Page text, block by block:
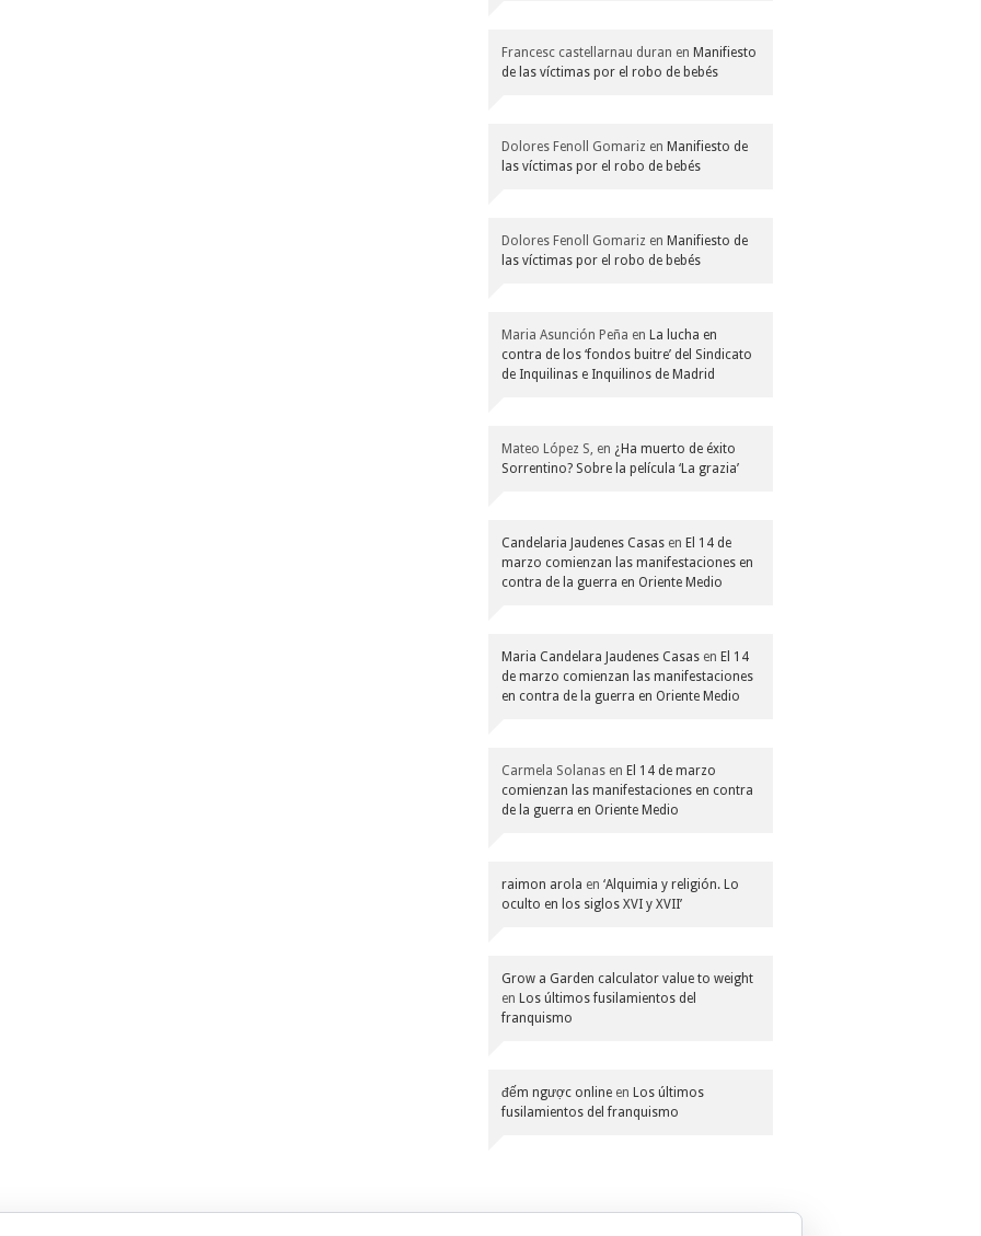
Francesc castellarnau duran en Manifiesto
de las víctimas por el robo de bebés
Dolores Fenoll Gomariz en Manifiesto de
las víctimas por el robo de bebés
Dolores Fenoll Gomariz en Manifiesto de
las víctimas por el robo de bebés
Maria Asunción Peña en La lucha en
contra de los ‘fondos buitre’ del Sindicato
de Inquilinas e Inquilinos de Madrid
Mateo López S, en ¿Ha muerto de éxito
Sorrentino? Sobre la película ‘La grazia’
Candelaria Jaudenes Casas en El 14 de
marzo comienzan las manifestaciones en
contra de la guerra en Oriente Medio
Maria Candelara Jaudenes Casas en El 14
de marzo comienzan las manifestaciones
en contra de la guerra en Oriente Medio
Carmela Solanas en El 14 de marzo
comienzan las manifestaciones en contra
de la guerra en Oriente Medio
raimon arola en ‘Alquimia y religión. Lo
oculto en los siglos XVI y XVII’
Grow a Garden calculator value to weight
en Los últimos fusilamientos del
franquismo
đếm ngược online en Los últimos
fusilamientos del franquismo